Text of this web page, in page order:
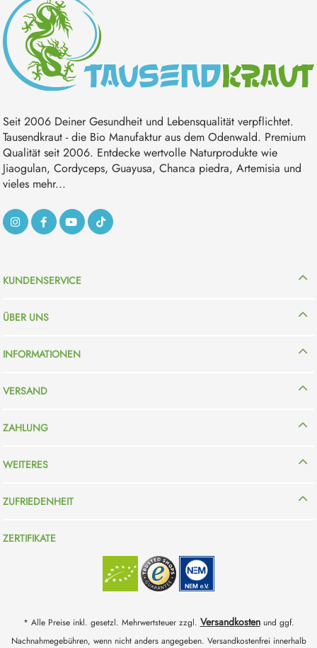
Seit 2006 Deiner Gesundheit und Lebensqualität verpflichtet.
Tausendkraut - die Bio Manufaktur aus dem Odenwald. Premium
Qualität seit 2006. Entdecke wertvolle Naturprodukte wie
Jiaogulan, Cordyceps, Guayusa, Chanca piedra, Artemisia und
vieles mehr...
KUNDENSERVICE
ÜBER UNS
INFORMATIONEN
VERSAND
ZAHLUNG
WEITERES
ZUFRIEDENHEIT
ZERTIFIKATE
* Alle Preise inkl. gesetzl. Mehrwertsteuer zzgl. Versandkostenund ggf.
Nachnahmegebühren, wenn nicht anders angegeben. Versandkostenfrei innerhalb